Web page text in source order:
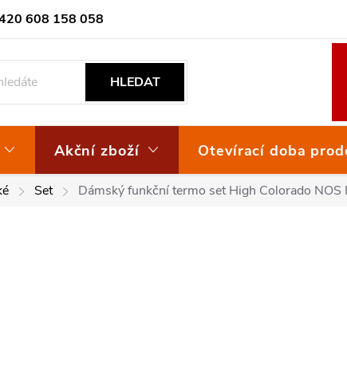
608 158 058
KOM
HLEDAT
Akční zboží Otevírací doba
Set Dámský funkční termo set High Colorado